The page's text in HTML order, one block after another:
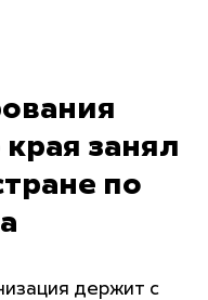
занял
по
держит с